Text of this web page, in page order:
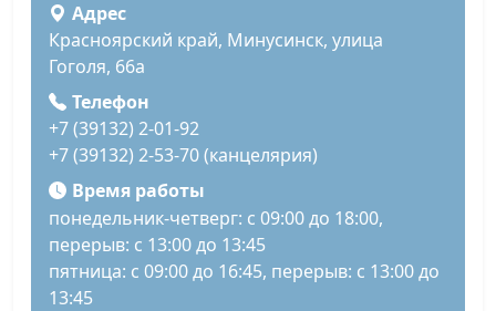
Адрес
Красноярский край, Минусинск, улица
Гоголя, 66а
Телефон
+7 (39132) 2-01-92
+7 (39132) 2-53-70 (канцелярия)
Время работы
понедельник-четверг: с 09:00 до 18:00,
перерыв: с 13:00 до 13:45
пятница: с 09:00 до 16:45, перерыв: с 13:00 до
13:45